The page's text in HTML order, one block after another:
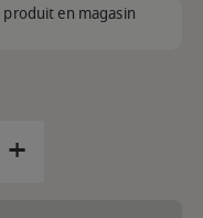
en magasin
+